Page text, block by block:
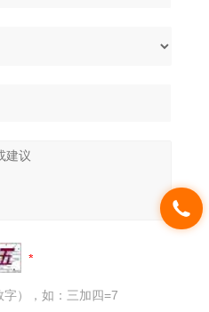
），如：三加四=7